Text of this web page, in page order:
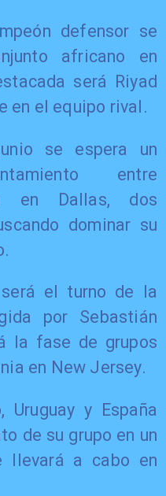
defensor se
africano en
será Riyad
en el equipo rival.
se espera un
entre
en Dallas, dos
dominar su
el turno de la
por Sebastián
la fase de grupos
en New Jersey.
y España
de su grupo en un
llevará a cabo en